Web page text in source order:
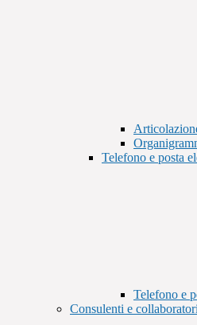
Telefono e posta
Telefono e
Consulenti e collaboratori